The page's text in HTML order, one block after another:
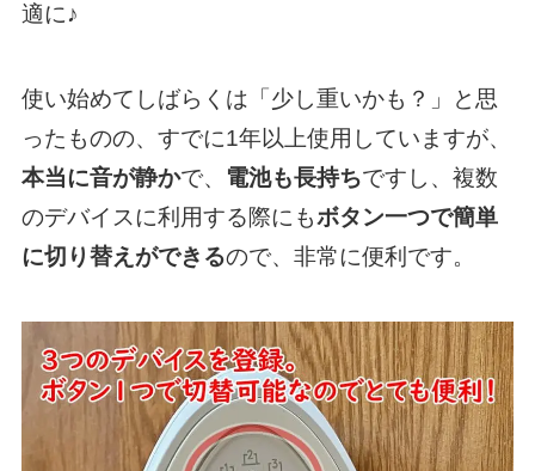
適に♪
使い始めてしばらくは「少し重いかも？」と思
ったものの、すでに1年以上使用していますが、
本当に音が静かで、 電池も長持ちですし、複数
のデバイスに利用する際にもボタン一つで簡単
に切り替えができるので、非常に便利です。